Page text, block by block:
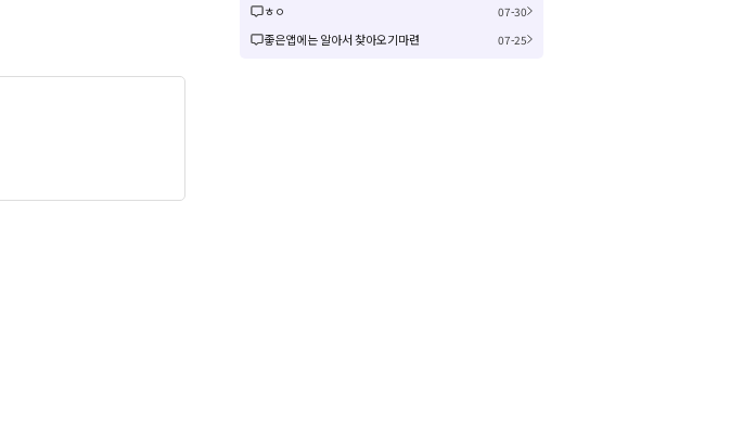
ㅎㅇ 07-30
좋은앱에는 알아서 찾아오기마련 07-25